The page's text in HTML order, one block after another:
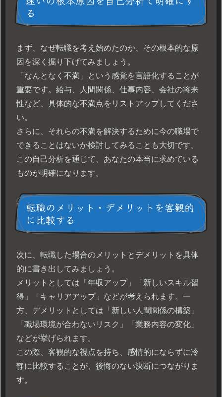
る
まず、なぜ転職を考え始めたのか、その根本的な原
因を深く掘り下げてみましょう。
「なんとなく不満」という感覚を言語化することが
重要です。給与、人間関係、仕事内容、会社の将来
性など、具体的な不満点をリストアップしてくださ
い。
さらに、それらの不満を解決するために今の職場で
できることはないか検討してみることも大切です。
この自己分析を通じて、あなたの本当に求めている
ものが明確になります。
転職のメリット・デメリットを客観的
に比較する
次に、転職した場合のメリットとデメリットを具体
的に書き出してみましょう。
メリットとしては「年収アップ」「新しいスキル習
得」「キャリアアップ」などが考えられます。一
方、デメリットとしては「新しい人間関係の構築」
「職場環境が合わないリスク」「業務内容の変化」
などが挙げられます。
この際、客観的な視点を持ち、感情的にならずに冷
静に比較することが、後悔のない決断につながりま
す。